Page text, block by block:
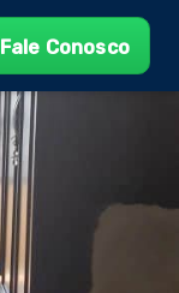
Fale Conosco